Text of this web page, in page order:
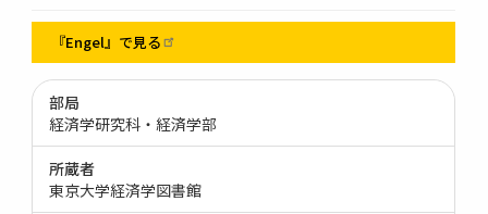
『Engel』で見る
部局
経済学研究科・経済学部
所蔵者
東京大学経済学図書館